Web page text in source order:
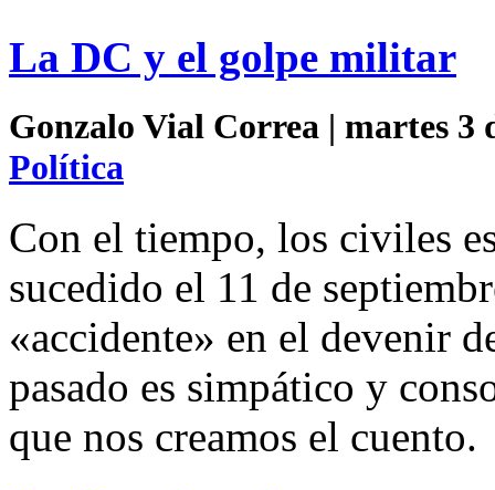
La DC y el golpe militar
Gonzalo Vial Correa | martes 3
Política
Con el tiempo, los civiles
sucedido el 11 de
«accidente» en el devenir
pasado es simpático y
que nos creamos el cuento.